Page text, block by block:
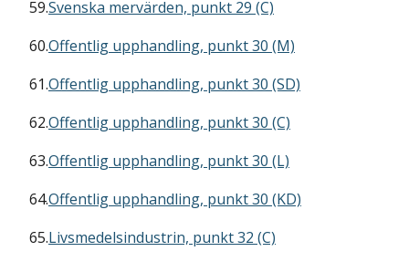
59.Svenska mervärden, punkt 29 (C)
60.Offentlig upphandling, punkt 30 (M)
61.Offentlig upphandling, punkt 30 (SD)
62.Offentlig upphandling, punkt 30 (C)
63.Offentlig upphandling, punkt 30 (L)
64.Offentlig upphandling, punkt 30 (KD)
65.Livsmedelsindustrin, punkt 32 (C)